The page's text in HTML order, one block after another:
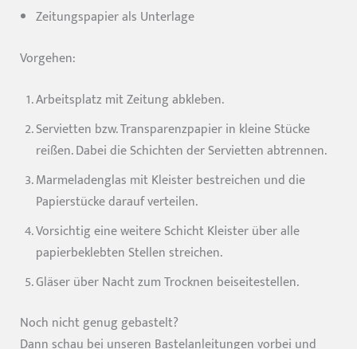
Zeitungspapier als Unterlage
Vorgehen:
Arbeitsplatz mit Zeitung abkleben.
Servietten bzw. Transparenzpapier in kleine Stücke
reißen. Dabei die Schichten der Servietten abtrennen.
Marmeladenglas mit Kleister bestreichen und die
Papierstücke darauf verteilen.
Vorsichtig eine weitere Schicht Kleister über alle
papierbeklebten Stellen streichen.
Gläser über Nacht zum Trocknen beiseitestellen.
Noch nicht genug gebastelt?
Dann schau bei unseren Bastelanleitungen vorbei und